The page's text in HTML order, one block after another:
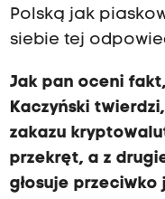
Polską jak
siebie tej
Jak pan oceni
Kaczyński
zakazu
przekręt, a z
głosuje